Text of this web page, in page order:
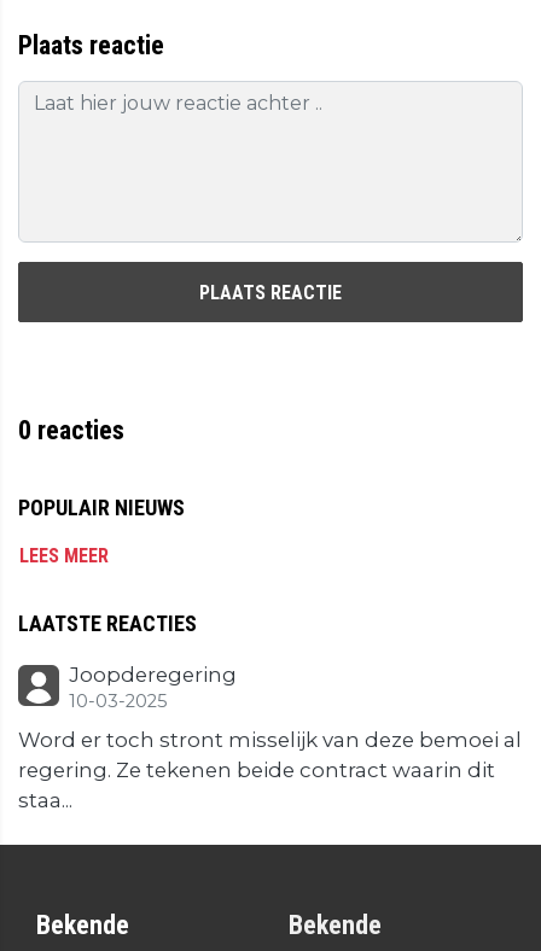
Plaats reactie
PLAATS REACTIE
0 reacties
POPULAIR NIEUWS
LEES MEER
LAATSTE REACTIES
Joopderegering
10-03-2025
Word er toch stront misselijk van deze bemoei al
regering. Ze tekenen beide contract waarin dit
staa...
Bekende
Bekende